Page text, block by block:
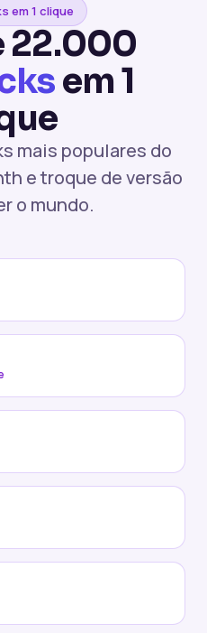
em 1 clique
22.000
em 1
mais populares do
e troque de versão
o mundo.